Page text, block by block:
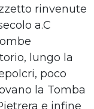
rinvenute
a.C
lungo la
poco
la Tomba
e infine